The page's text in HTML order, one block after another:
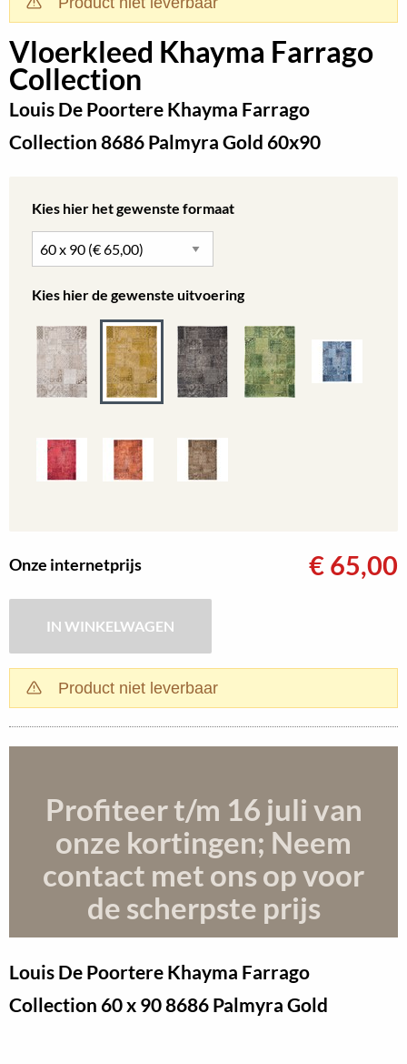
Vloerkleed Khayma Farrago
Collection
Louis De Poortere Khayma Farrago
Collection 8686 Palmyra Gold 60x90
Kies hier het gewenste formaat
Kies hier de gewenste uitvoering
Onze internetprijs € 65,00
Product niet leverbaar
Profiteer t/m 16 juli van
onze kortingen; Neem
contact met ons op voor
de scherpste prijs
Louis De Poortere Khayma Farrago
Collection 60 x 90 8686 Palmyra Gold